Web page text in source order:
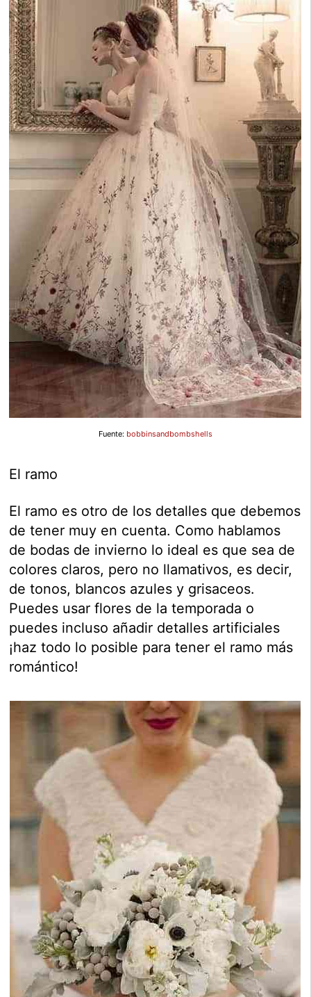
Fuente: bobbinsandbombshells
El ramo
El ramo es otro de los detalles que debemos
de tener muy en cuenta. Como hablamos
de bodas de invierno lo ideal es que sea de
colores claros, pero no llamativos, es decir,
de tonos, blancos azules y grisaceos.
Puedes usar flores de la temporada o
puedes incluso añadir detalles artificiales
¡haz todo lo posible para tener el ramo más
romántico!